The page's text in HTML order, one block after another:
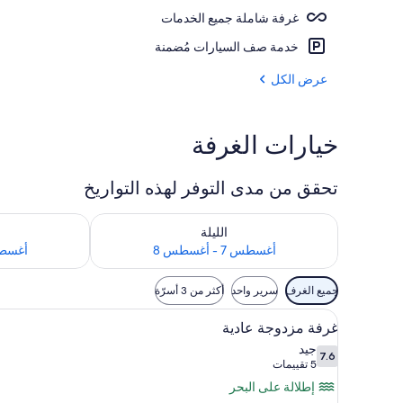
غرفة شاملة جميع الخدمات
خدمة صف السيارات مُضمنة
عرض الكل
خيارات الغرفة
تحقق من مدى التوفر لهذه التواريخ
الليلة
أغسطس 7 - أغسطس 8
تحقق من مدى التوفر لليلة للفترة أغسطس 7 - أغسطس 8
أغسطس 8 -
تحقق من مدى
عوامل
التصفية
المتاحة
للغرف
جميع الغرف سرير واحد أكثر من 3 أسرّة
استعراض
جميع
صور
غرفة
أغطية فراش متميزة وعناصر
1
غرفة مزدوجة عادية
7.67.6 من 10
جيد
5 تقييمات(5
تقييمات)
إطلالة على البحر